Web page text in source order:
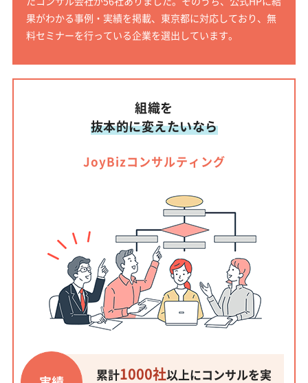
果がわかる事例・実績を掲載、東京都に対応しており、無
料セミナーを行っている企業を選出しています。
組織を
抜本的に変えたいなら
JoyBizコンサルティング
累計1000社以上にコンサルを実